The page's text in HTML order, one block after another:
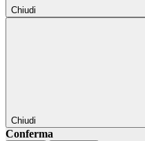
Chiudi
Chiudi
Conferma